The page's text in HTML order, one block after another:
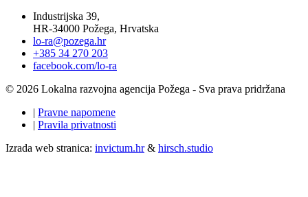
Industrijska 39,
HR-34000 Požega, Hrvatska
lo-ra@pozega.hr
+385 34 270 203
facebook.com/lo-ra
© 2026 Lokalna razvojna agencija Požega - Sva prava pridržana
| Pravne napomene
| Pravila privatnosti
Izrada web stranica: invictum.hr& hirsch.studio